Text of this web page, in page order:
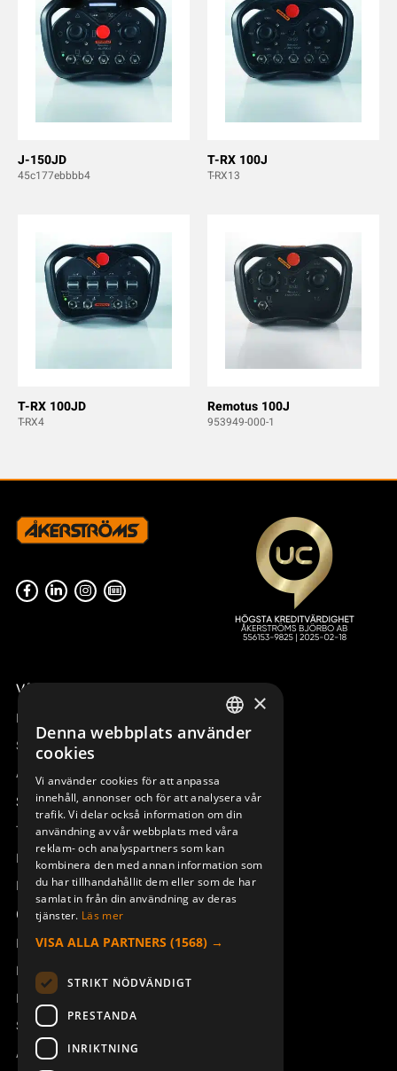
J-150JD
45c177ebbbb4
T-RX 100J
T-RX13
T-RX 100JD
T-RX4
Remotus 100J
953949-000-1
Våra radiostyrningar – översikt
Remotus
Sesam
Access_Ctrl
Support
Teknisk support
Boka service
Manualer och videoinstruktioner
Om Åkerströms
Kontakt
Nyheter
Pressrum
Säkerhet och direktiv
Allmänna villkor
SWEDISH
DEUTSCH
×
Denna webbplats använder
cookies
Vi använder cookies för att anpassa
innehåll, annonser och för att analysera vår
trafik. Vi delar också information om din
användning av vår webbplats med våra
reklam- och analyspartners som kan
kombinera den med annan information som
du har tillhandahållit dem eller som de har
samlat in från din användning av deras
tjänster. Läs mer
VISA ALLA PARTNERS (1568) →
STRIKT NÖDVÄNDIGT
PRESTANDA
INRIKTNING